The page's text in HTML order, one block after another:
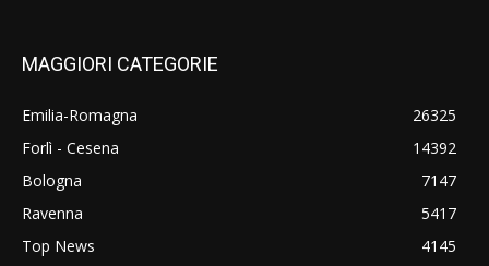
MAGGIORI CATEGORIE
Emilia-Romagna
26325
Forlì - Cesena
14392
Bologna
7147
Ravenna
5417
Top News
4145